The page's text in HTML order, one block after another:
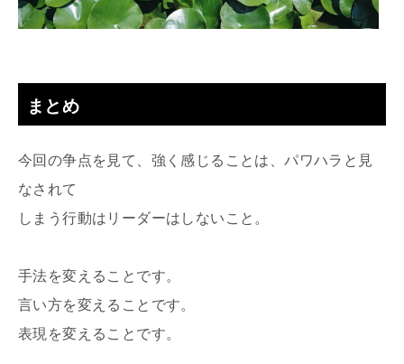
まとめ
今回の争点を見て、強く感じることは、パワハラと見
なされて
しまう行動はリーダーはしないこと。
手法を変えることです。
言い方を変えることです。
表現を変えることです。